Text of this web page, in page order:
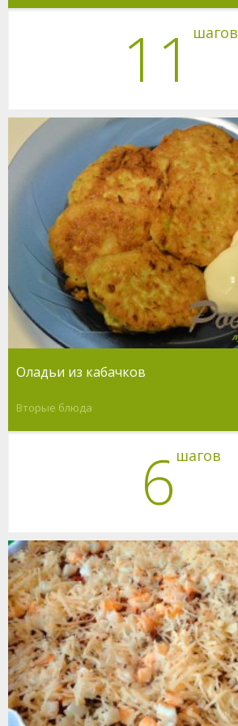
11 шагов
Оладьи из кабачков
Вторые блюда
6 шагов